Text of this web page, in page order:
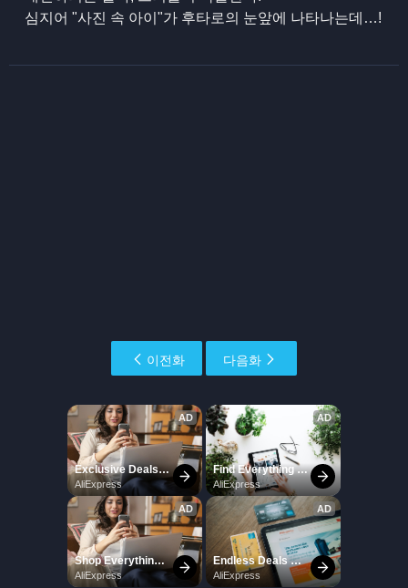
심지어 "사진 속 아이"가 후타로의 눈앞에 나타나는데…!
이전화 다음화